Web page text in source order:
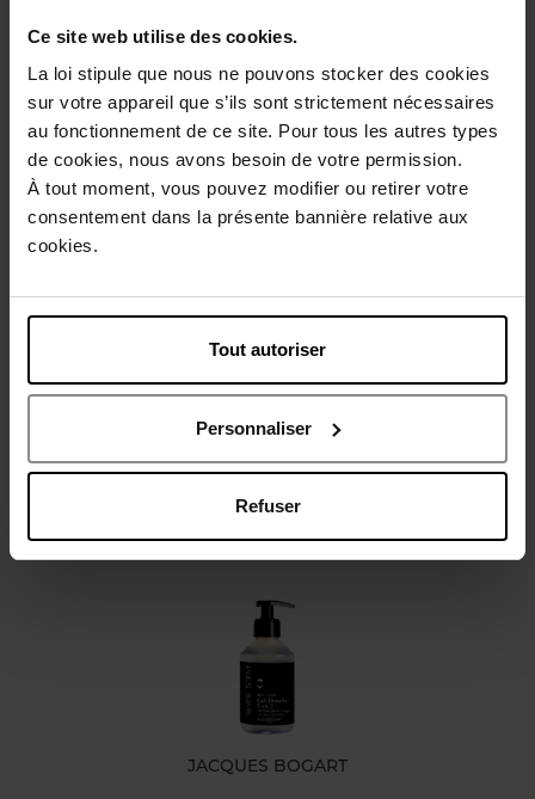
Ce site web utilise des cookies.
La loi stipule que nous ne pouvons stocker des cookies
sur votre appareil que s’ils sont strictement nécessaires
au fonctionnement de ce site. Pour tous les autres types
de cookies, nous avons besoin de votre permission.
À tout moment, vous pouvez modifier ou retirer votre
consentement dans la présente bannière relative aux
cookies.
Tout autoriser
Personnaliser
Refuser
Retour gratuit dans votre magasin
Description
Politique relative aux avis des clients
Oublié quelque chose ?
JACQUES BOGART